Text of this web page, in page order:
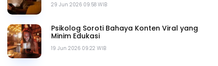
29 Jun 2026 09.58 WIB
19 Jun 2026 09.22 WIB
Psikolog Soroti Bahaya Konten Viral yang
Minim Edukasi